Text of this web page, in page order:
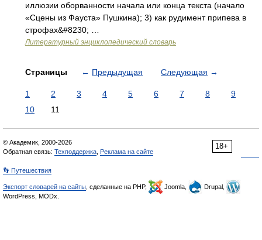
иллюзии оборванности начала или конца текста (начало
«Сцены из Фауста» Пушкина); 3) как рудимент припева в
строфах&#8230; …
Литературный энциклопедический словарь
Страницы ← Предыдущая Следующая →
1 2 3 4 5 6 7 8
9
10
11
18+
© Академик, 2000-2026
Обратная связь: Техподдержка Реклама на сайте
👣 Путешествия
Экспорт словарей на сайты , сделанные на PHP, Joomla,
Drupal,
WordPress, MODx.